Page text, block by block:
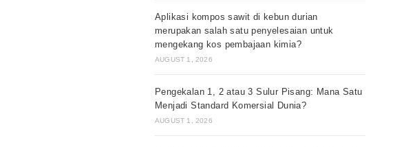
Aplikasi kompos sawit di kebun durian
merupakan salah satu penyelesaian untuk
mengekang kos pembajaan kimia?
AUGUST 1, 2026
Pengekalan 1, 2 atau 3 Sulur Pisang: Mana Satu
Menjadi Standard Komersial Dunia?
AUGUST 1, 2026